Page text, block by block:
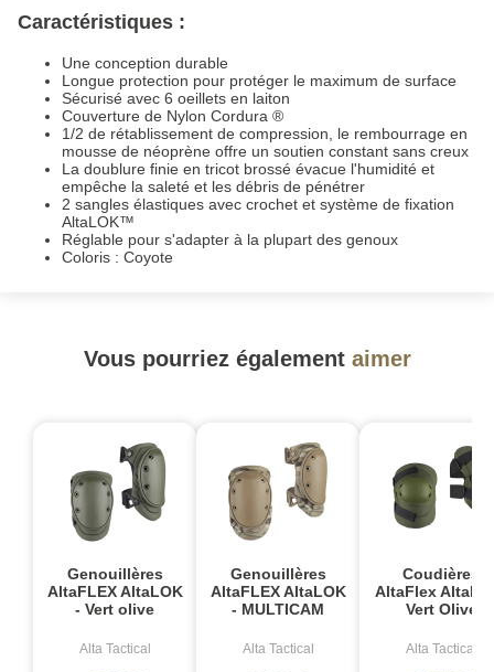
Caractéristiques :
Une conception durable
Longue protection pour protéger le maximum de surface
Sécurisé avec 6 oeillets en laiton
Couverture de Nylon Cordura ®
1/2 de rétablissement de compression, le rembourrage en
mousse de néoprène offre un soutien constant sans creux
La doublure finie en tricot brossé évacue l'humidité et
empêche la saleté et les débris de pénétrer
2 sangles élastiques avec crochet et système de fixation
AltaLOK™
Réglable pour s'adapter à la plupart des genoux
Coloris : Coyote
Vous pourriez également aimer
Genouillères
AltaFLEX AltaLOK
- Vert olive
Alta Tactical
Genouillères
AltaFLEX AltaLOK
- MULTICAM
Alta Tactical
Coudières
AltaFlex
Vert Olive
Alta Tactical